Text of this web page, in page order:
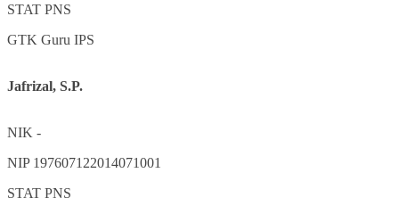
STAT PNS
GTK Guru IPS
Jafrizal, S.P.
NIK -
NIP 197607122014071001
STAT PNS